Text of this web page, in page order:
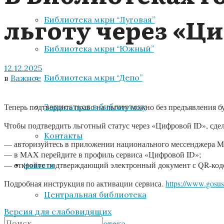
Библиотека мкрн “Луговая”
Библиотека мкрн “Южный”
Библиотека мкрн “Депо”
Записаться в библиотеку
Контакты
Новости
Центральная библиотека
льготу через
12.12.2025
в Важное
Теперь подтвердить право на льготу можно без
Чтобы подтвердить льготный статус через «Цифровой ID»,
— авторизуйтесь в приложении национального мессенджера
— в MAX перейдите в профиль сервиса «Цифровой ID»;
— откройте подтверждающий электронный документ с QR-
Подробная инструкция по активации сервиса. https://
Версия для слабовидящих